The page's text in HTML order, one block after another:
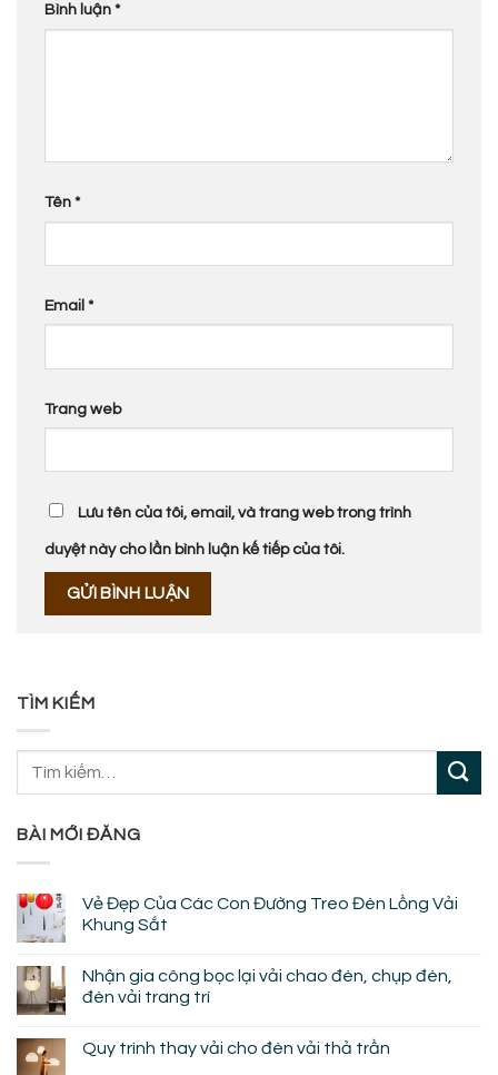
Bình luận *
Tên *
Email *
Trang web
Lưu tên của tôi, email, và trang web trong trình
duyệt này cho lần bình luận kế tiếp của tôi.
TÌM KIẾM
BÀI MỚI ĐĂNG
Vẻ Đẹp Của Các Con Đường Treo Đèn Lồng Vải
Khung Sắt
bình
luận
ở
Của
Nhận gia công bọc lại vải chao đèn, chụp đèn,
đèn vải trang trí
bình
Quy trình thay vải cho đèn vải thả trần